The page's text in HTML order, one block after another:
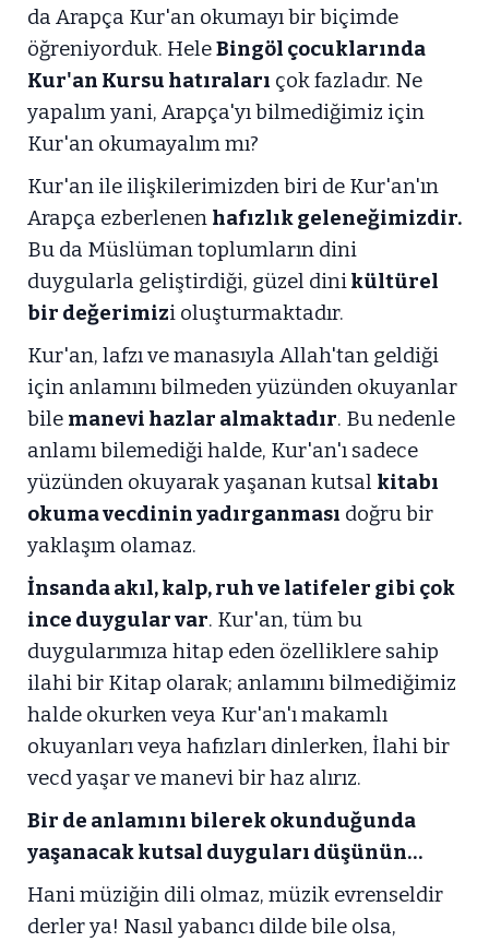
da Arapça Kur'an okumayı bir biçimde
öğreniyorduk. HeleBingöl çocuklarında
Kur'an Kursu hatıraları çok fazladır. Ne
yapalım yani, Arapça'yı bilmediğimiz için
Kur'an okumayalım mı?
Kur'an ile ilişkilerimizden biri de Kur'an'ın
Arapça ezberlenen hafızlık geleneğimizdir.
Bu da Müslüman toplumların dini
duygularla geliştirdiği, güzel dinikültürel
bir değerimizi oluşturmaktadır.
Kur'an, lafzı ve manasıyla Allah'tan geldiği
için anlamını bilmeden yüzünden okuyanlar
bile manevi hazlar almaktadır. Bu nedenle
anlamı bilemediği halde, Kur'an'ı sadece
yüzünden okuyarak yaşanan kutsal kitabı
okuma vecdinin yadırganması doğru bir
yaklaşım olamaz.
İnsanda akıl, kalp, ruh ve latifeler gibi çok
ince duygular var. Kur'an, tüm bu
duygularımıza hitap eden özelliklere sahip
ilahi bir Kitap olarak; anlamını bilmediğimiz
halde okurken veya Kur'an'ı makamlı
okuyanları veya hafızları dinlerken, İlahi bir
vecd yaşar ve manevi bir haz alırız.
Bir de anlamını bilerek okunduğunda
yaşanacak kutsal duyguları düşünün…
Hani müziğin dili olmaz, müzik evrenseldir
derler ya! Nasıl yabancı dilde bile olsa,